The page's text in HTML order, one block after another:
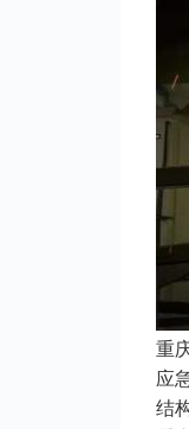
重
应
结